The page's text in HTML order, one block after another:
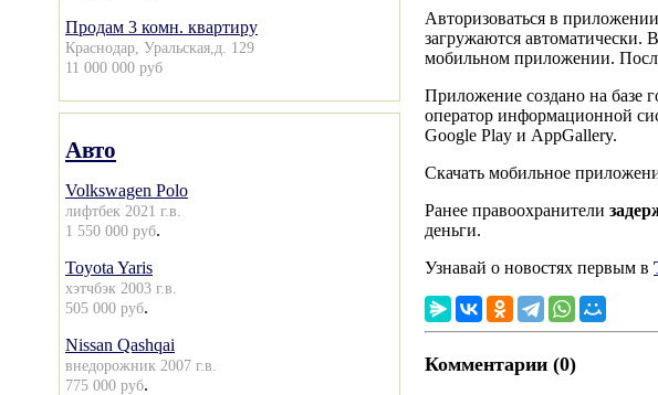
Продам 3 комн. квартиру
Краснодар, Уральская,д. 129
11 000 000 руб
Авто
Volkswagen Polo
лифтбек 2021 г.в.
1 550 000 руб.
Toyota Yaris
хэтчбэк 2003 г.в.
505 000 руб.
Nissan Qashqai
внедорожник 2007 г.в.
775 000 руб.
Авторизоваться в
загружаются автоматически.
мобильном приложении.
Приложение создано на
оператор информационной
Google Play и AppGallery.
Скачать мобильное
Ранее правоохранители
деньги.
Узнавай о новостях первым в
Комментарии (0)